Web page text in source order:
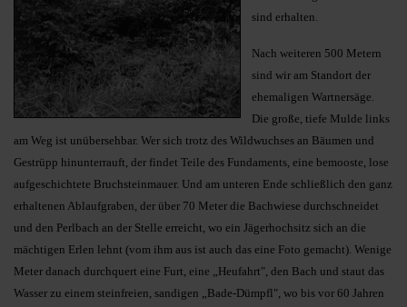
sind erhalten.
Nach weiteren 500 Metern
sind wir am Standort der
ehemaligen Wartnersäge.
Die große, tiefe Mulde links
am Weg ist unübersehbar. Wer sich trotz des Wildwuchses an Bäumen und
Gestrüpp hinunterrauft, der findet Teile des Fundaments, eine bemooste, lose
aufgeschichtete Bruchsteinmauer. Und am unteren Ende schließlich den ganz
erhaltenen Ablaufgraben, der über 70 Meter die Bachwiese durchschneidet
und den Perlbach an der Stelle erreicht, wo ein Jägerhochsitz sich an die
mächtigen Erlen lehnt (vom ihm aus ist auch das eine Foto gemacht). Wenige
Meter danach durchquert eine Furt, eine „Heufahrt", den Bach und staut das
Wasser zu einem steinfreien, sandigen „Bade-Dümpfl", wo bis vor 60 Jahren